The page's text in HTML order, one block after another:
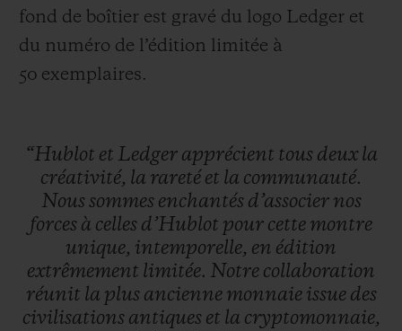
fond de boîtier est gravé du logo Ledger et
du numéro de l’édition limitée à
50 exemplaires.
“Hublot et Ledger apprécient tous deuxla
créativité, la rareté et la communauté.
Noussommes enchantés d’associer nos
forces à celles d’Hublot pour cette montre
unique, intemporelle, en édition
extrêmement limitée. Notre collaboration
réunit la plus ancienne monnaie issue des
civilisations antiques et la cryptomonnaie,